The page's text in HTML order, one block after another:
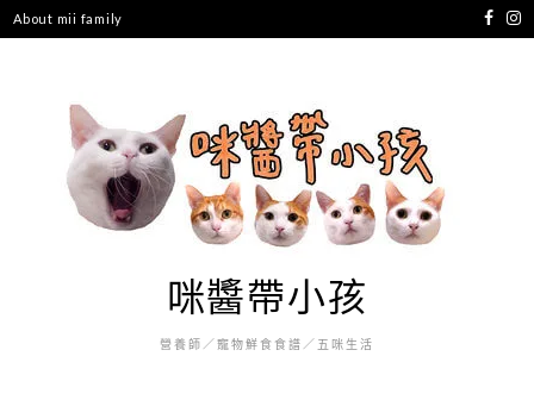
至
About mii family
咪醬帶小孩
營養師／寵物鮮食食譜／五咪生活